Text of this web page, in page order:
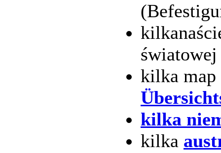
kilka map
kilka
kilka